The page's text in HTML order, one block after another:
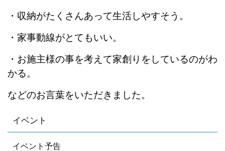
・収納がたくさんあって生活しやすそう。
・家事動線がとてもいい。
・お施主様の事を考えて家創りをしているのがわ
かる。
などのお言葉をいただきました。
イベント
イベント予告